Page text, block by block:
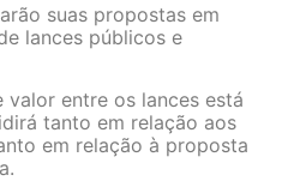
suas propostas em
lances públicos e
entre os lances está
tanto em relação aos
em relação à proposta